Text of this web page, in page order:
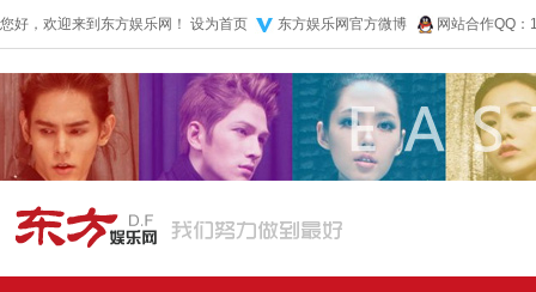
您好，欢迎来到东方娱乐网！ 设为首页 东方娱乐网官方微博 网站合作QQ